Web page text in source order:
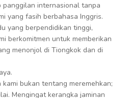
panggilan internasional tanpa
yang fasih berbahasa Inggris.
yang berpendidikan tinggi,
berkomitmen untuk memberikan
menonjol di Tiongkok dan di
bukan tentang meremehkan;
Mengingat kerangka jaminan